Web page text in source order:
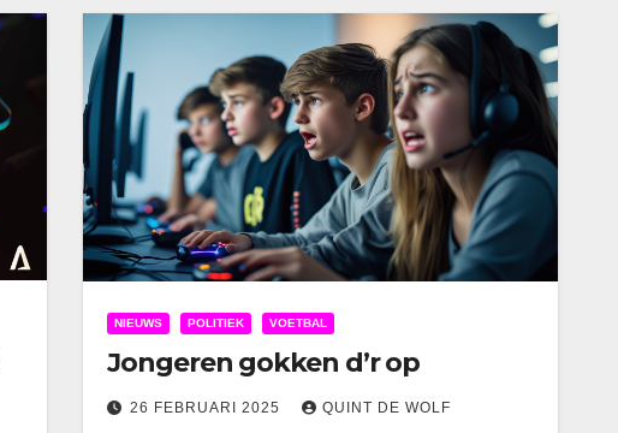
NIEUWS POLITIEK VOETBAL
Jongeren gokken d’r op
26 FEBRUARI 2025 QUINT DE WOLF